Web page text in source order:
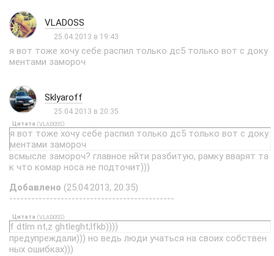
VLADOSS
25.04.2013 в 19:43
я вот тоже хочу себе распил только дс5 только вот с доку
ментами замороч
Sklyaroff
25.04.2013 в 20:35
Цитата (VLADOSS)
я вот тоже хочу себе распил только дс5 только вот с доку
ментами замороч
всмысле замороч? главное нйти разбитую, рамку вварят та
к что комар носа не подточит)))
Добавлено (25.04.2013, 20:35)
---------------------------------------------
Цитата (VLADOSS)
f dtlm nt,z ghtleght;lfkb))))
предупреждали))) но ведь люди учаться на своих собствен
ных ошибках)))